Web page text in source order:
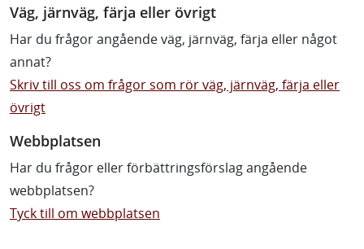
Väg, järnväg, färja eller övrigt
Har du frågor angående väg, järnväg, färja eller något
annat?
Skriv till oss om frågor som rör väg, järnväg, färja eller
övrigt
Webbplatsen
Har du frågor eller förbättringsförslag angående
webbplatsen?
Tyck till om webbplatsen